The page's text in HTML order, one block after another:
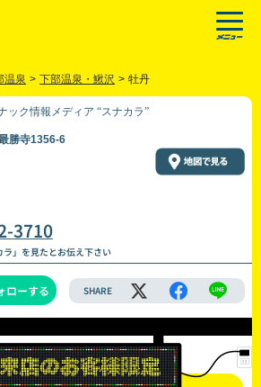
温泉 > 下部温泉・鰍沢 > 牡丹
ック情報メディア “スナカラ”
勝寺1356-6
3710
」を見たとお伝え下さい
ローする SHARE